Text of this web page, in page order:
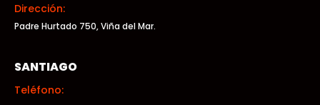
Dirección:
Padre Hurtado 750, Viña del Mar.
SANTIAGO
Teléfono: